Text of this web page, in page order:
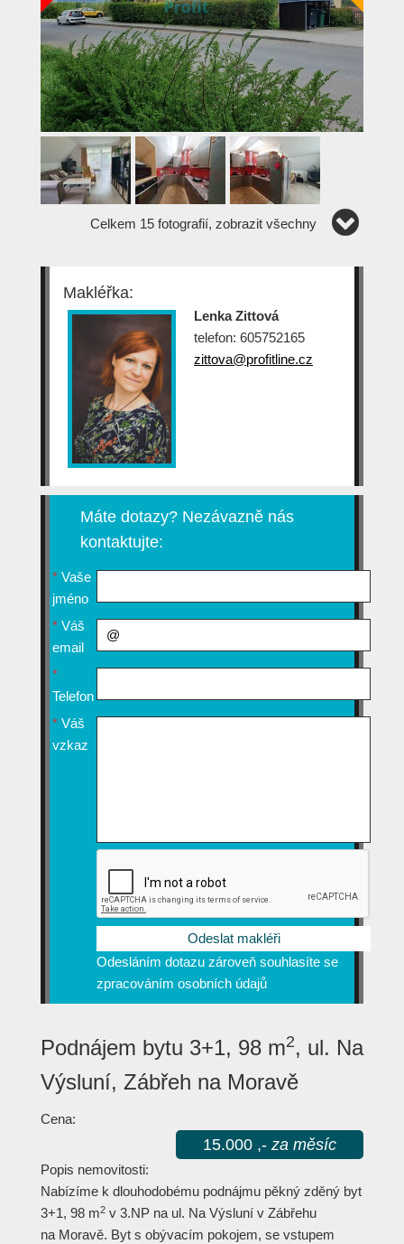
Celkem 15 fotografií, zobrazit všechny
Makléřka:
Lenka Zittová
telefon: 605752165
zittova@profitline.cz
Máte dotazy? Nezávazně nás
kontaktujte:
* Vaše
jméno
* Váš
email
*
Telefon
* Váš
vzkaz
Odesláním dotazu zároveň souhlasíte se
zpracováním osobních údajů
Podnájem bytu 3+1, 98 m2, ul. Na
Výsluní, Zábřeh na Moravě
Cena:
15.000 ,- za měsíc
Popis nemovitosti:
Nabízíme k dlouhodobému podnájmu pěkný zděný byt
3+1, 98 m2 v 3.NP na ul. Na Výsluní v Zábřehu
na Moravě. Byt s obývacím pokojem, se vstupem